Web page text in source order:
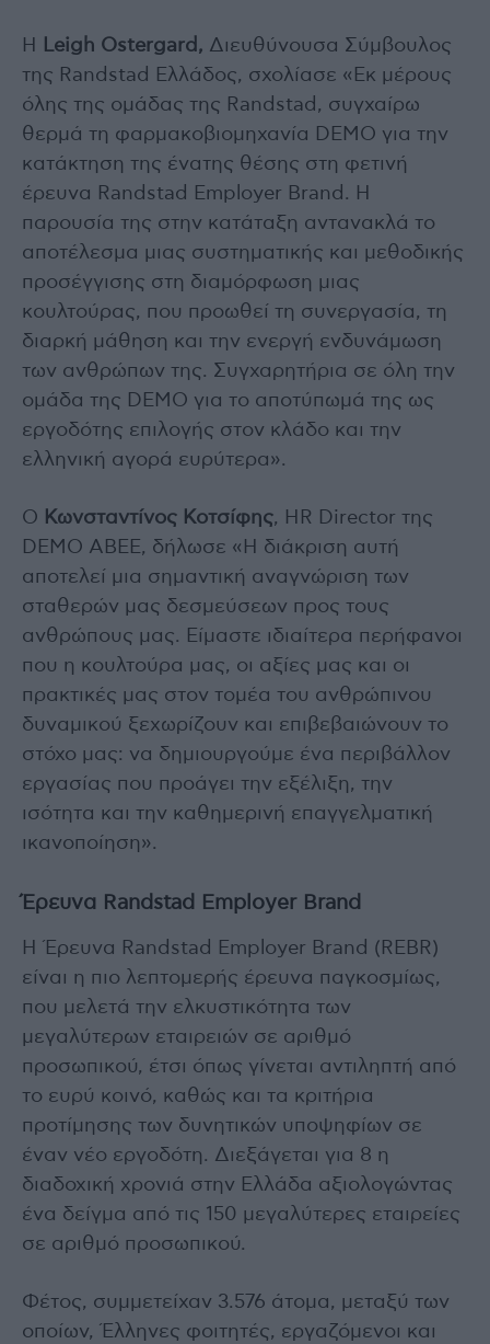
Η Leigh Ostergard, Διευθύνουσα Σύμβουλος
της Randstad Ελλάδος, σχολίασε «Εκ μέρους
όλης της ομάδας της Randstad, συγχαίρω
θερμά τη φαρμακοβιομηχανία DΕΜΟ για την
κατάκτηση της ένατης θέσης στη φετινή
έρευνα Randstad Employer Brand. Η
παρουσία της στην κατάταξη αντανακλά το
αποτέλεσμα μιας συστηματικής και μεθοδικής
προσέγγισης στη διαμόρφωση μιας
κουλτούρας, που προωθεί τη συνεργασία, τη
διαρκή μάθηση και την ενεργή ενδυνάμωση
των ανθρώπων της. Συγχαρητήρια σε όλη την
ομάδα της DEMO για το αποτύπωμά της ως
εργοδότης επιλογής στον κλάδο και την
ελληνική αγορά ευρύτερα».
Ο Κωνσταντίνος Κοτσίφης, HR Director της
DEMO ABEE, δήλωσε «Η διάκριση αυτή
αποτελεί μια σημαντική αναγνώριση των
σταθερών μας δεσμεύσεων προς τους
ανθρώπους μας. Είμαστε ιδιαίτερα περήφανοι
που η κουλτούρα μας, οι αξίες μας και οι
πρακτικές μας στον τομέα του ανθρώπινου
δυναμικού ξεχωρίζουν και επιβεβαιώνουν το
στόχο μας: να δημιουργούμε ένα περιβάλλον
εργασίας που προάγει την εξέλιξη, την
ισότητα και την καθημερινή επαγγελματική
ικανοποίηση».
Έρευνα Randstad Employer Brand
Η Έρευνα Randstad Employer Brand (REBR)
είναι η πιο λεπτομερής έρευνα παγκοσμίως,
που μελετά την ελκυστικότητα των
μεγαλύτερων εταιρειών σε αριθμό
προσωπικού, έτσι όπως γίνεται αντιληπτή από
το ευρύ κοινό, καθώς και τα κριτήρια
προτίμησης των δυνητικών υποψηφίων σε
έναν νέο εργοδότη. Διεξάγεται για 8 η
διαδοχική χρονιά στην Ελλάδα αξιολογώντας
ένα δείγμα από τις 150 μεγαλύτερες εταιρείες
σε αριθμό προσωπικού.
Φέτος, συμμετείχαν 3.576 άτομα, μεταξύ των
οποίων, Έλληνες φοιτητές, εργαζόμενοι και